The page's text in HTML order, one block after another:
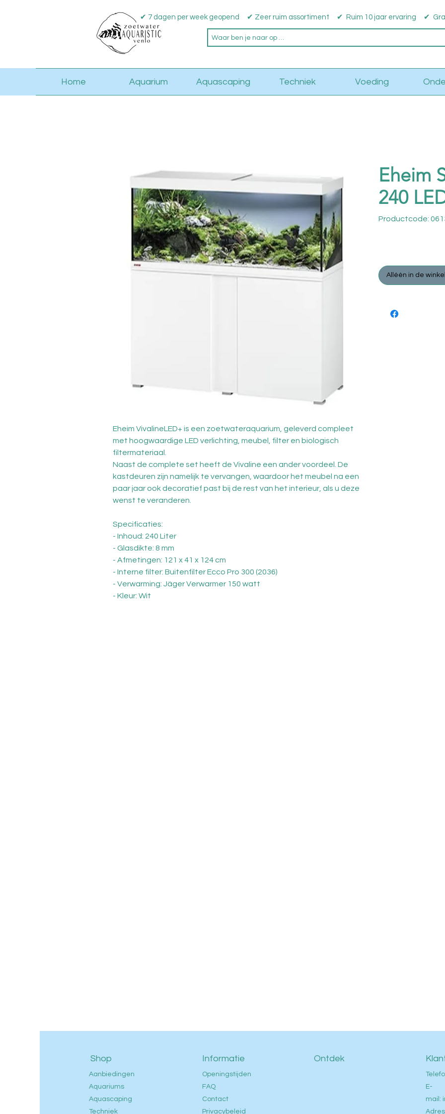
✔ 7 dagen per week geopend ✔ Zeer ruim assortiment ✔ Ruim 10 jaar ervaring ✔
Home Aquarium Aquascaping Techniek Voeding
Eheim VivalineLED+ is een zoetwateraquarium, geleverd compleet
met hoogwaardige LED verlichting, meubel, filter en biologisch
filtermateriaal.
Naast de complete set heeft de Vivaline een ander voordeel. De
kastdeuren zijn namelijk te vervangen, waardoor het meubel na een
paar jaar ook decoratief past bij de rest van het interieur, als u deze
wenst te veranderen.
Specificaties:
- Inhoud: 240 Liter
- Glasdikte: 8 mm
- Afmetingen: 121 x 41 x 124 cm
- Interne filter: Buitenfilter Ecco Pro 300 (2036)
- Verwarming: Jäger Verwarmer 150 watt
- Kleur: Wit
Eheim
240
Productcode:
Alléén in de winkel
Shop
Aanbiedingen
Aquariums
Aquascaping
Techniek
Informatie
Openingstijden
FAQ
Contact
Privacybeleid
Ontdek
E-
mail: